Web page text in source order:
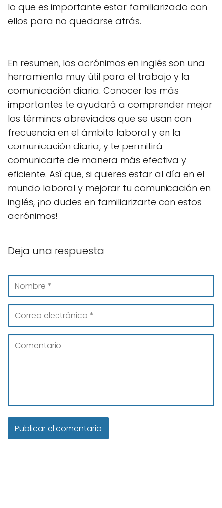
lo que es importante estar familiarizado con
ellos para no quedarse atrás.
En resumen, los acrónimos en inglés son una
herramienta muy útil para el trabajo y la
comunicación diaria. Conocer los más
importantes te ayudará a comprender mejor
los términos abreviados que se usan con
frecuencia en el ámbito laboral y en la
comunicación diaria, y te permitirá
comunicarte de manera más efectiva y
eficiente. Así que, si quieres estar al día en el
mundo laboral y mejorar tu comunicación en
inglés, ¡no dudes en familiarizarte con estos
acrónimos!
Deja una respuesta